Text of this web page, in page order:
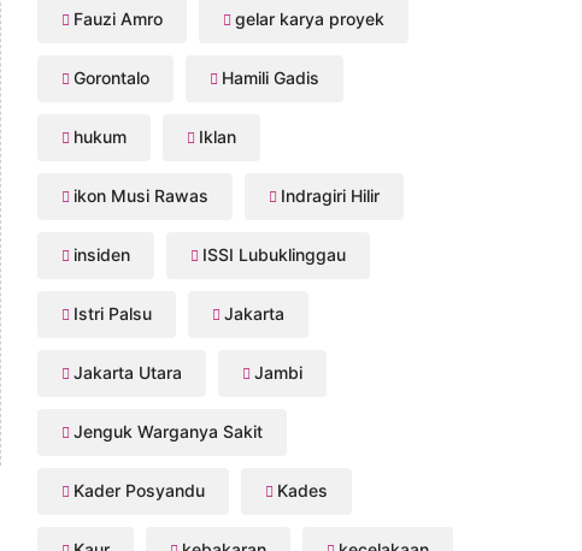
Fauzi Amro gelar karya proyek
Gorontalo Hamili Gadis
hukum Iklan
ikon Musi Rawas Indragiri Hilir
insiden ISSI Lubuklinggau
Istri Palsu Jakarta
Jakarta Utara Jambi
Jenguk Warganya Sakit
Kader Posyandu Kades